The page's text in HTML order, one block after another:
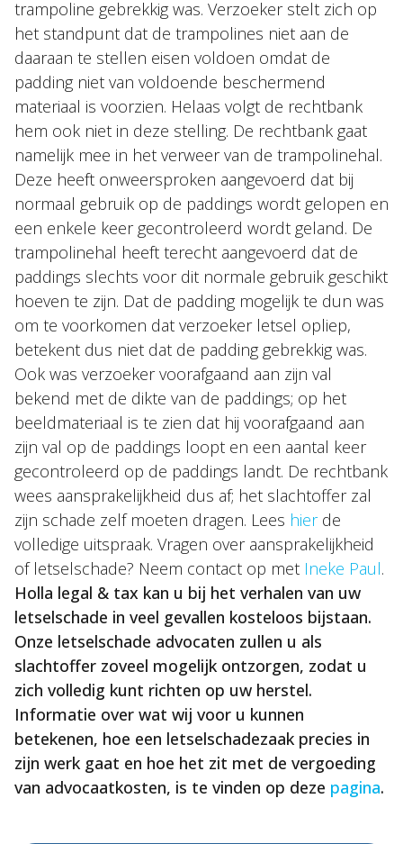
trampoline gebrekkig was. Verzoeker stelt zich op
het standpunt dat de trampolines niet aan de
daaraan te stellen eisen voldoen omdat de
padding niet van voldoende beschermend
materiaal is voorzien. Helaas volgt de rechtbank
hem ook niet in deze stelling. De rechtbank gaat
namelijk mee in het verweer van de trampolinehal.
Deze heeft onweersproken aangevoerd dat bij
normaal gebruik op de paddings wordt gelopen en
een enkele keer gecontroleerd wordt geland. De
trampolinehal heeft terecht aangevoerd dat de
paddings slechts voor dit normale gebruik geschikt
hoeven te zijn. Dat de padding mogelijk te dun was
om te voorkomen dat verzoeker letsel opliep,
betekent dus niet dat de padding gebrekkig was.
Ook was verzoeker voorafgaand aan zijn val
bekend met de dikte van de paddings; op het
beeldmateriaal is te zien dat hij voorafgaand aan
zijn val op de paddings loopt en een aantal keer
gecontroleerd op de paddings landt. De rechtbank
wees aansprakelijkheid dus af; het slachtoffer zal
zijn schade zelf moeten dragen. Lees hier de
volledige uitspraak. Vragen over aansprakelijkheid
of letselschade? Neem contact op met Ineke Paul.
Holla legal & tax kan u bij het verhalen van uw
letselschade in veel gevallen kosteloos bijstaan.
Onze letselschade advocaten zullen u als
slachtoffer zoveel mogelijk ontzorgen, zodat u
zich volledig kunt richten op uw herstel.
Informatie over wat wij voor u kunnen
betekenen, hoe een letselschadezaak precies in
zijn werk gaat en hoe het zit met de vergoeding
van advocaatkosten, is te vinden op deze pagina.